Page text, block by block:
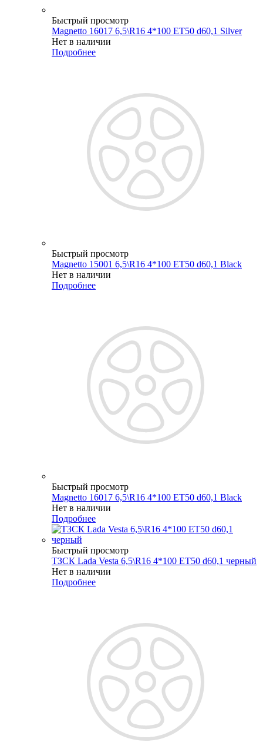
Быстрый просмотр
Magnetto 16017 6,5\R16 4*100 ET50 d60,1 Silver
Нет в наличии
Подробнее
Быстрый просмотр
Magnetto 15001 6,5\R16 4*100 ET50 d60,1 Black
Нет в наличии
Подробнее
Быстрый просмотр
Magnetto 16017 6,5\R16 4*100 ET50 d60,1 Black
Нет в наличии
Подробнее
Быстрый просмотр
ТЗСК Lada Vesta 6,5\R16 4*100 ET50 d60,1 черный
Нет в наличии
Подробнее